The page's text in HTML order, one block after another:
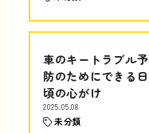
車のキートラブル予
防のためにできる日
頃の心がけ
2025.05.08
未分類